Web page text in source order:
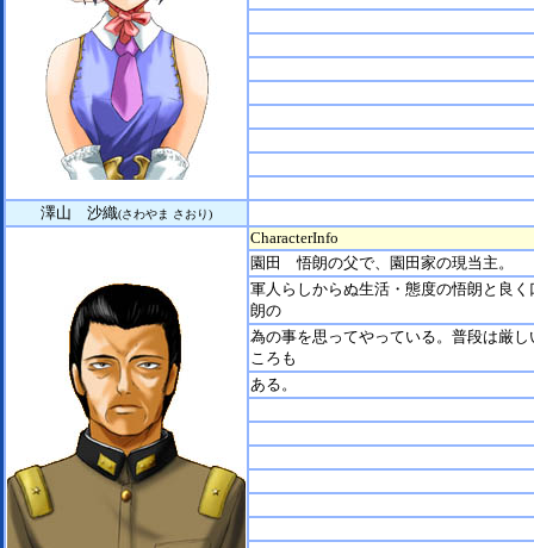
澤山 沙織(さわやま さおり)
CharacterInfo
園田 悟朗の父で、園田家の現当主。
軍人らしからぬ生活・態度の悟朗と良
朗の
為の事を思ってやっている。普段は厳
ころも
ある。